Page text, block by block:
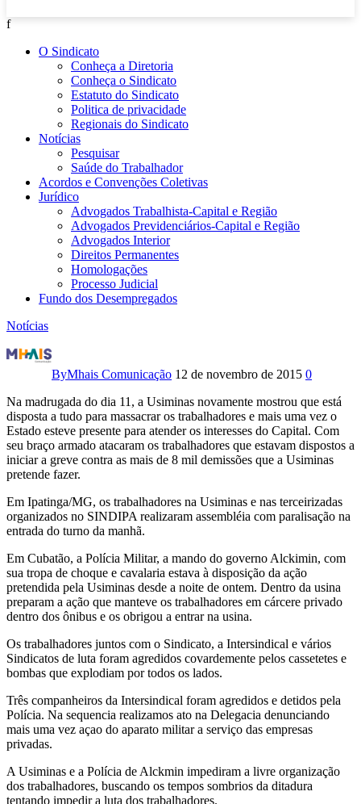
f
O Sindicato
Conheça a Diretoria
Conheça o Sindicato
Estatuto do Sindicato
Politica de privacidade
Regionais do Sindicato
Notícias
Pesquisar
Saúde do Trabalhador
Acordos e Convenções Coletivas
Jurídico
Advogados Trabalhista-Capital e Região
Advogados Previdenciários-Capital e Região
Advogados Interior
Direitos Permanentes
Homologações
Processo Judicial
Fundo dos Desempregados
Notícias
Usiminas
coloca
Policia
Militar
para
atacar
os
Trabalhadores
que
lutam
por
seus
empregos
e
direitos
ByMhais Comunicação 12 de novembro de 2015 0
Na madrugada do dia 11, a Usiminas novamente mostrou que está
disposta a tudo para massacrar os trabalhadores e mais uma vez o
Estado esteve presente para atender os interesses do Capital. Com
seu braço armado atacaram os trabalhadores que estavam dispostos a
iniciar a greve contra as mais de 8 mil demissões que a Usiminas
pretende fazer.
Em Ipatinga/MG, os trabalhadores na Usiminas e nas terceirizadas
organizados no SINDIPA realizaram assembléia com paralisação na
entrada do turno da manhã.
Em Cubatão, a Polícia Militar, a mando do governo Alckimin, com
sua tropa de choque e cavalaria estava à disposição da ação
pretendida pela Usiminas desde a noite de ontem. Dentro da usina
preparam a ação que manteve os trabalhadores em cárcere privado
dentro dos ônibus e os obrigou a entrar na usina.
Os trabalhadores juntos com o Sindicato, a Intersindical e vários
Sindicatos de luta foram agredidos covardemente pelos cassetetes e
bombas que explodiam por todos os lados.
Três companheiros da Intersindical foram agredidos e detidos pela
Polícia. Na sequencia realizamos ato na Delegacia denunciando
mais uma vez açao do aparato militar a serviço das empresas
privadas.
A Usiminas e a Polícia de Alckmin impediram a livre organização
dos trabalhadores, buscando os tempos sombrios da ditadura
tentando impedir a luta dos trabalhadores.